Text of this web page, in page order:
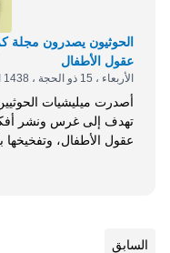
الحوثيون يصدرون مجلة
عقول الأطفال
الأربعاء ، 15 ذو الحجة ، 1438 الموافق 06 سبتمبر 2017
أصدرت ميليشيات
تهدف إلى غرس ونشر
عقول الأطفال، وتفخيخها
السابق